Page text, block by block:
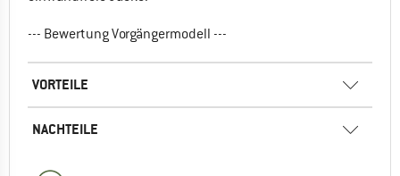
--- Bewertung Vorgängermodell ---
VORTEILE
NACHTEILE